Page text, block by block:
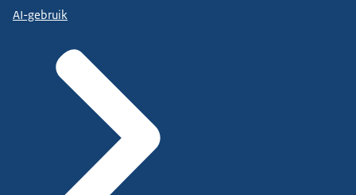
AI-gebruik